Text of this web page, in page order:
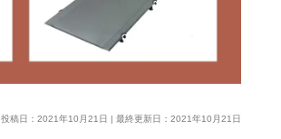
投稿日：2021年10月21日 | 最終更新日：2021年10月21日